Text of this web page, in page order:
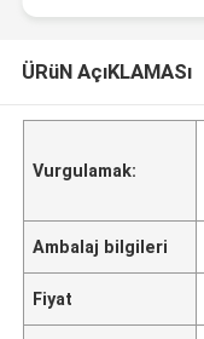
ÜRüN AçıKLAMASı
Vurgulamak:
Ambalaj bilgileri
Fiyat